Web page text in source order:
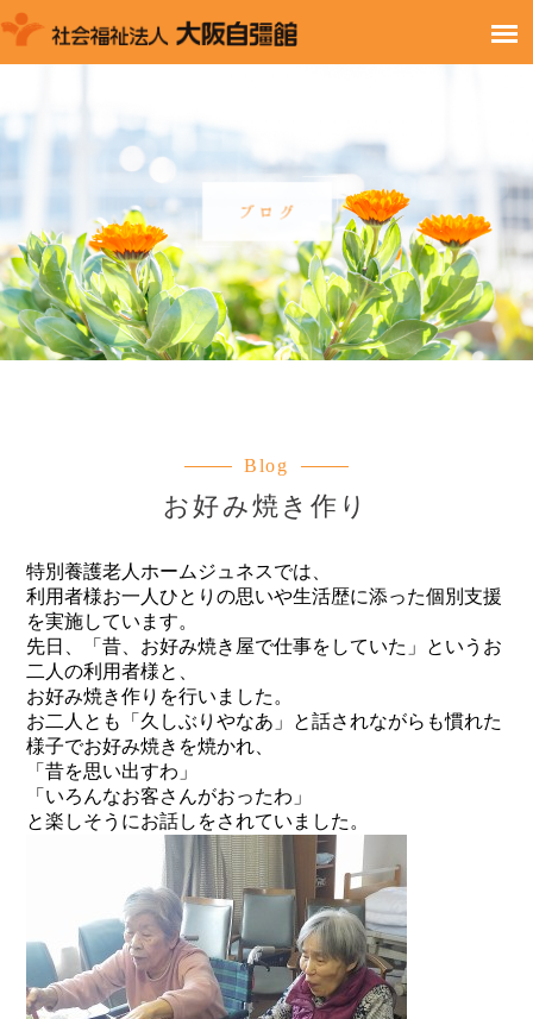
Blog
お好み焼き作り
特別養護老人ホームジュネスでは、
利用者様お一人ひとりの思いや生活歴に添った個別支援
を実施しています。
先日、「昔、お好み焼き屋で仕事をしていた」というお
二人の利用者様と、
お好み焼き作りを行いました。
お二人とも「久しぶりやなあ」と話されながらも慣れた
様子でお好み焼きを焼かれ、
「昔を思い出すわ」
「いろんなお客さんがおったわ」
と楽しそうにお話しをされていました。